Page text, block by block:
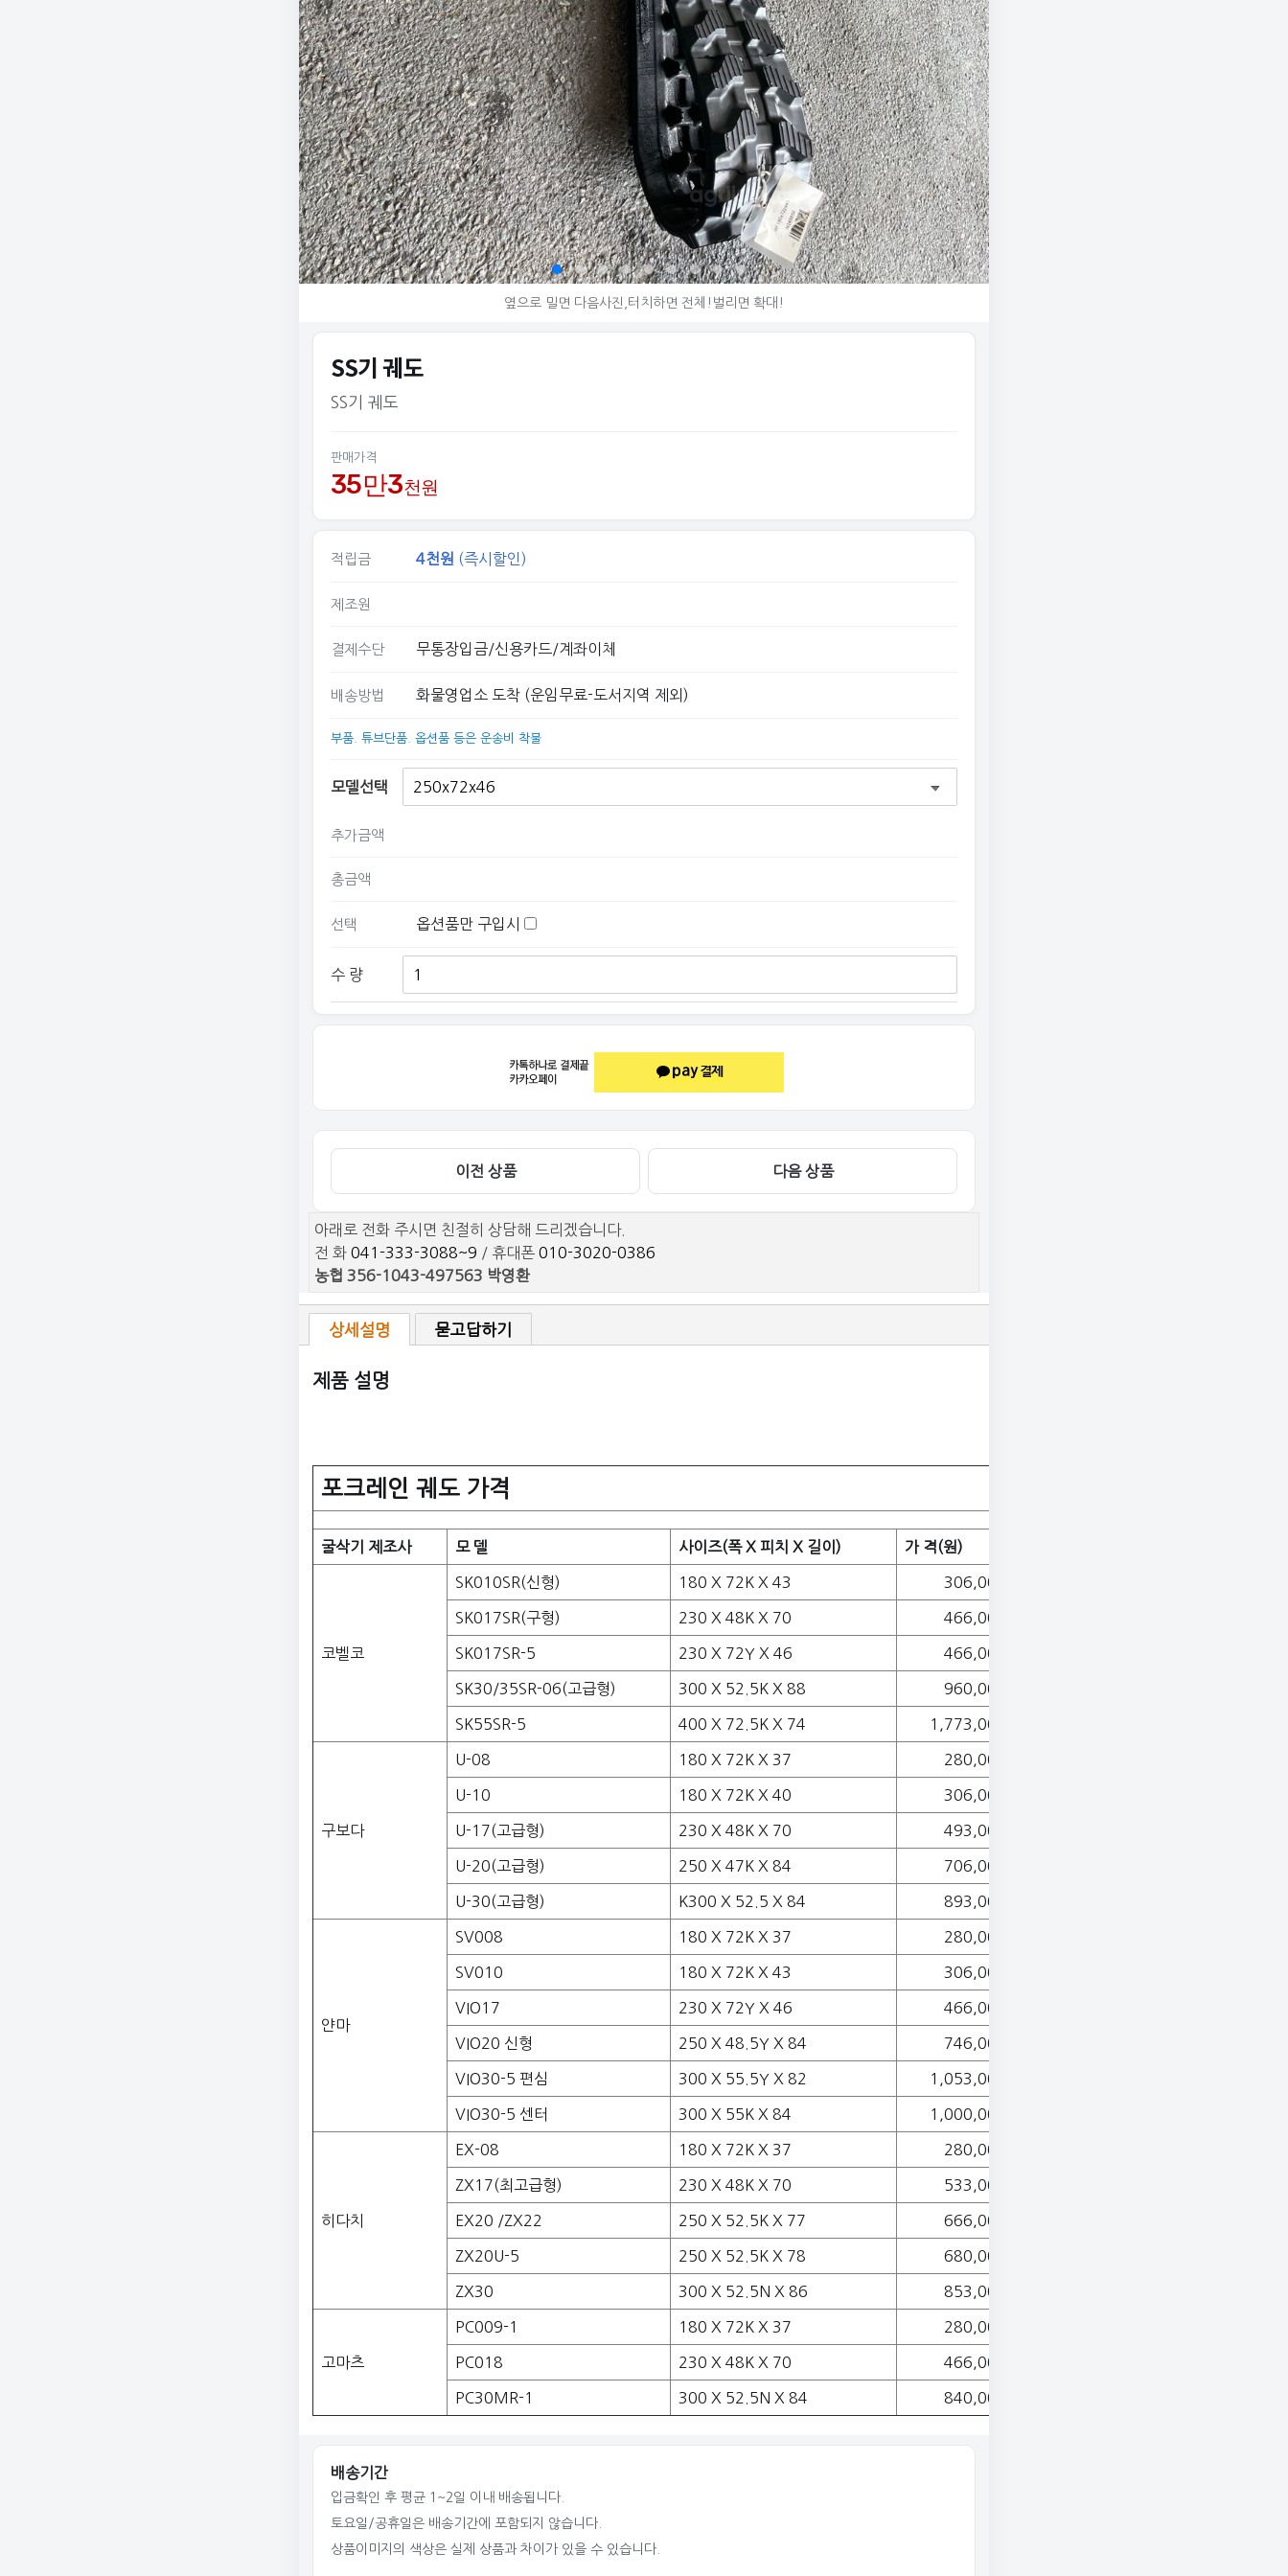
© 아그리즈
옆으로 밀면 다음사진,터치하면 전체!벌리면 확대!
SS기 궤도
SS기 궤도
판매가격
35만3천원
적립금 4천원 (즉시할인)
제조원
결제수단 무통장입금/신용카드/계좌이체
배송방법 화물영업소 도착 (운임무료-도서지역 제외)
부품. 튜브단품. 옵션품 등은 운송비 착불
모델선택
추가금액
총금액
선택 옵션품만 구입시
수 량
이전 상품 다음 상품
아래로 전화 주시면 친절히 상담해 드리겠습니다.
전 화 041-333-3088~9 / 휴대폰 010-3020-0386
농협 356-1043-497563 박영환
상세설명 묻고답하기
제품 설명
포크레인 궤도 가격
굴삭기 제조사 모 델 사이즈(폭 X 피치 X 길이) 가 격(원)
코벨코
SK010SR(신형) 180 X 72K X 43 306,000
SK017SR(구형) 230 X 48K X 70 466,000
SK017SR-5 230 X 72Y X 46 466,000
SK30/35SR-06(고급형) 300 X 52.5K X 88 960,000
SK55SR-5 400 X 72.5K X 74 1,773,000
구보다
U-08 180 X 72K X 37 280,000
U-10 180 X 72K X 40 306,000
U-17(고급형) 230 X 48K X 70 493,000
U-20(고급형) 250 X 47K X 84 706,000
U-30(고급형) K300 X 52.5 X 84 893,000
얀마
SV008 180 X 72K X 37 280,000
SV010 180 X 72K X 43 306,000
VIO17 230 X 72Y X 46 466,000
VIO20 신형 250 X 48.5Y X 84 746,000
VIO30-5 편심 300 X 55.5Y X 82 1,053,000
VIO30-5 센터 300 X 55K X 84 1,000,000
히다치
EX-08 180 X 72K X 37 280,000
ZX17(최고급형) 230 X 48K X 70 533,000
EX20 /ZX22 250 X 52.5K X 77 666,000
ZX20U-5 250 X 52.5K X 78 680,000
ZX30 300 X 52.5N X 86 853,000
고마츠
PC009-1 180 X 72K X 37 280,000
PC018 230 X 48K X 70 466,000
PC30MR-1 300 X 52.5N X 84 840,000
배송기간
입금확인 후 평균 1~2일 이내 배송됩니다.
토요일/공휴일은 배송기간에 포함되지 않습니다.
상품이미지의 색상은 실제 상품과 차이가 있을 수 있습니다.